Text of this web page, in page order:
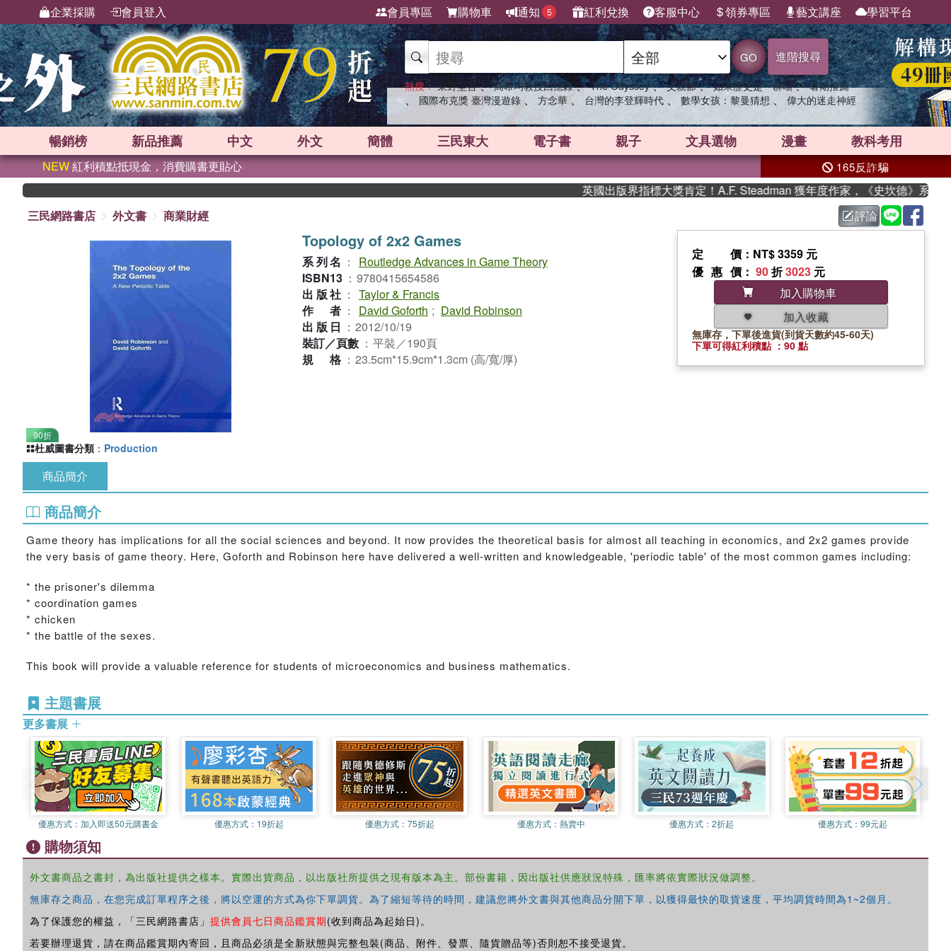
企業採購 會員登入 會員專區 購物車 通知 5 紅利兌換 客服中心 領券專區 藝文講座 學習平台
GO 進階搜尋
熱搜： 東野圭吾 、 高希均教授回憶錄 、 The Odyssey 、 父親節 、 如果歷史是一群喵 、 暑期推薦
、 國際布克獎 臺灣漫遊錄 、 方念華 、 台灣的李登輝時代 、 數學女孩：黎曼猜想 、 偉大的迷走神經
暢銷榜 新品推薦 中文 外文 簡體 三民東大 電子書 親子 文具選物 漫畫 教科考用
NEW紅利積點抵現金，消費購書更貼心 165反詐騙
英國出版界指標大獎肯定！A.F. Steadman 獲年度作家，《史坎德》系列帶你
三民網路書店
外文書 商業財經 評論
90折
Topology of 2x2 Games
系列名 ：
Routledge Advances in Game Theory
ISBN13 ： 9780415654586
出版社 ： Taylor & Francis
作者 ： David Goforth ; David Robinson
出版日 ： 2012/10/19
裝訂／頁數 ： 平裝／190頁
規格 ： 23.5cm*15.9cm*1.3cm (高/寬/厚)
定價 ：NT$ 3359 元
優惠價 ： 90折3023 元
加入購物車
加入收藏
無庫存，下單後進貨(到貨天數約45-60天)
下單可得紅利積點 ：90 點
杜威圖書分類 ： Production
商品簡介
商品簡介
Game theory has implications for all the social sciences and beyond. It now provides the theoretical basis for almost all teaching in economics, and 2x2 games provide
the very basis of game theory. Here, Goforth and Robinson here have delivered a well-written and knowledgeable, 'periodic table' of the most common games including:
* the prisoner's dilemma
* coordination games
* chicken
* the battle of the sexes.
This book will provide a valuable reference for students of microeconomics and business mathematics.
主題書展
更多書展
優惠方式： 加入即送50元購書金 優惠方式： 19折起 優惠方式：75折起 優惠方式： 熱賣中 優惠方式：2折起 優惠方式：99元起
購物須知
外文書商品之書封，為出版社提供之樣本。實際出貨商品，以出版社所提供之現有版本為主。部份書籍，因出版社供應狀況特殊，匯率將依實際狀況做調整。
無庫存之商品，在您完成訂單程序之後，將以空運的方式為你下單調貨。為了縮短等待的時間，建議您將外文書與其他商品分開下單，以獲得最快的取貨速度，平均調貨時間為1~2個月。
為了保護您的權益，「三民網路書店」 提供會員七日商品鑑賞期(收到商品為起始日)。
若要辦理退貨，請在商品鑑賞期內寄回，且商品必須是全新狀態與完整包裝(商品、附件、發票、隨貨贈品等)否則恕不接受退貨。